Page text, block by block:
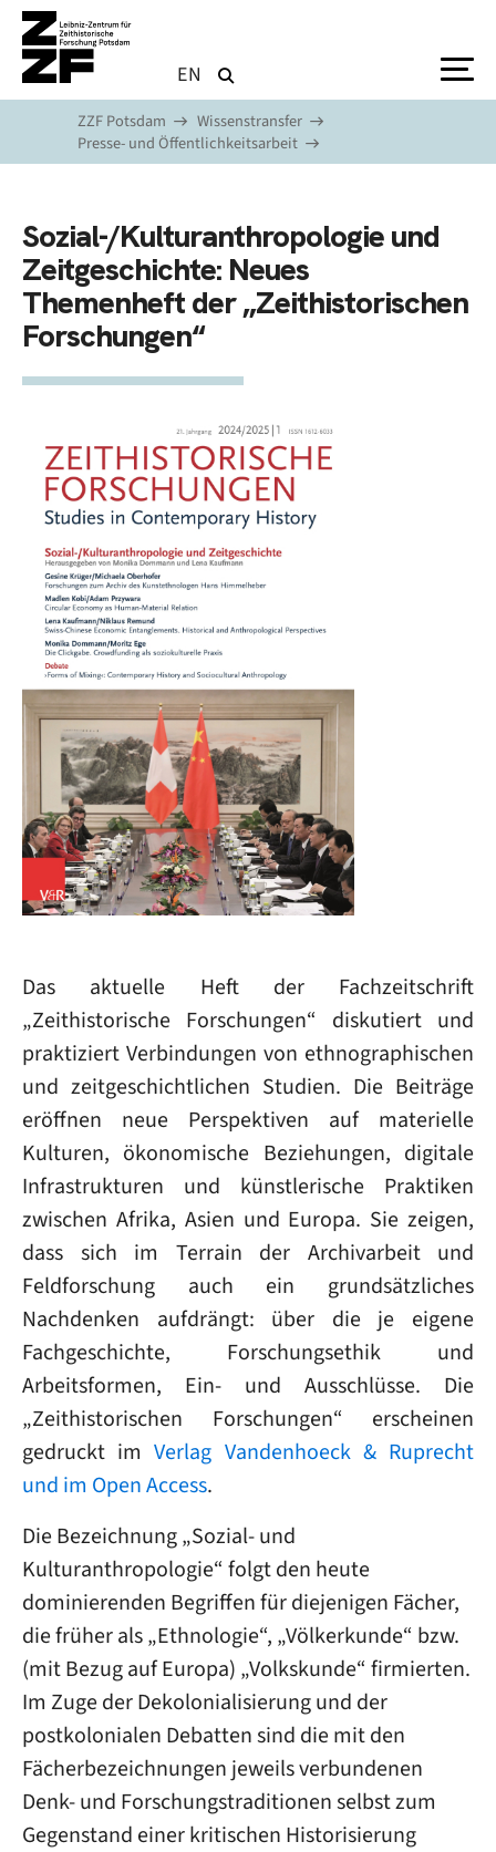
Direkt zum Inhalt
EN
ZZF Potsdam
Wissenstransfer
Presse- und Öffentlichkeitsarbeit
Sozial-/Kulturanthropologie und
Zeitgeschichte: Neues
Themenheft der „Zeithistorischen
Forschungen“
Das aktuelle Heft der Fachzeitschrift
„Zeithistorische Forschungen“ diskutiert und
praktiziert Verbindungen von ethnographischen
und zeitgeschichtlichen Studien. Die Beiträge
eröffnen neue Perspektiven auf materielle
Kulturen, ökonomische Beziehungen, digitale
Infrastrukturen und künstlerische Praktiken
zwischen Afrika, Asien und Europa. Sie zeigen,
dass sich im Terrain der Archivarbeit und
Feldforschung auch ein grundsätzliches
Nachdenken aufdrängt: über die je eigene
Fachgeschichte, Forschungsethik und
Arbeitsformen, Ein- und Ausschlüsse. Die
„Zeithistorischen Forschungen“ erscheinen
gedruckt imVerlag Vandenhoeck & Ruprecht
und im Open Access.
Die Bezeichnung „Sozial- und
Kulturanthropologie“ folgt den heute
dominierenden Begriffen für diejenigen Fächer,
die früher als „Ethnologie“, „Völkerkunde“ bzw.
(mit Bezug auf Europa) „Volkskunde“ firmierten.
Im Zuge der Dekolonialisierung und der
postkolonialen Debatten sind die mit den
Fächerbezeichnungen jeweils verbundenen
Denk- und Forschungstraditionen selbst zum
Gegenstand einer kritischen Historisierung